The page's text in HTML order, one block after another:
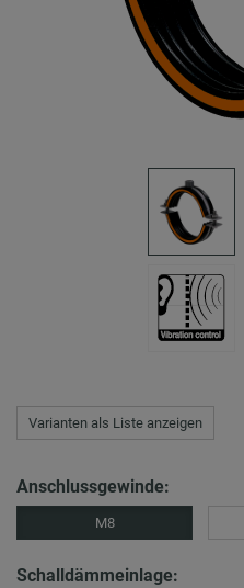
Varianten als Liste anzeigen
Anschlussgewinde:
M8
Schalldämmeinlage: